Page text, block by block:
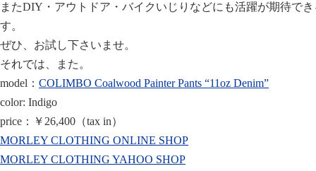
またDIY・アウトドア・バイクいじりなどにも活躍が期待で
す。
ぜひ、お試し下さいませ。
それでは、また。
model： COLIMBO Coalwood Painter Pants “11oz Denim”
color: Indigo
price：￥26,400（tax in）
MORLEY CLOTHING ONLINE SHOP
MORLEY CLOTHING YAHOO SHOP